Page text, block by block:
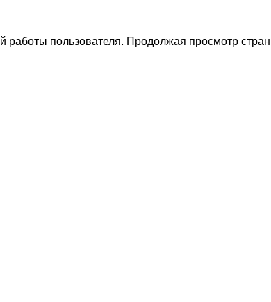
пользователя. Продолжая просмотр